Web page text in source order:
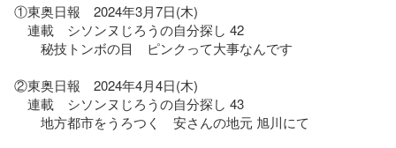
①東奥日報　2024年3月7日(木)
連載　シソンヌじろうの自分探し 42
秘技トンボの目　ピンクって大事なんです
②東奥日報　2024年4月4日(木)
連載　シソンヌじろうの自分探し 43
地方都市をうろつく　安さんの地元 旭川にて